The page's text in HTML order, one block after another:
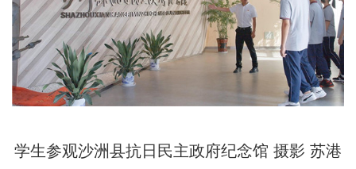
学生参观沙洲县抗日民主政府纪念馆 摄影 苏港